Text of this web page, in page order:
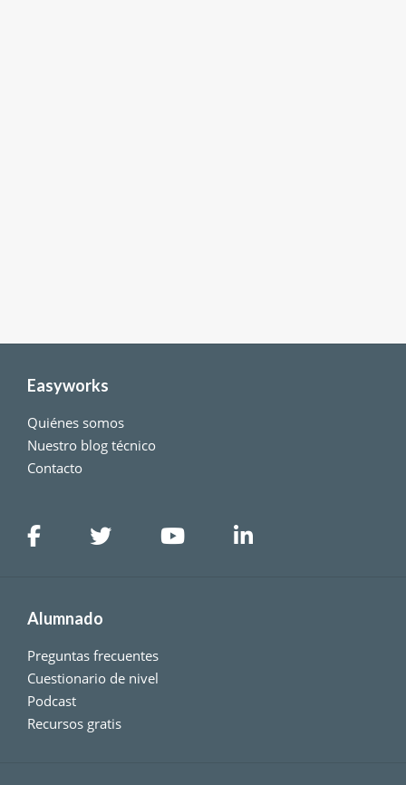
Easyworks
Quiénes somos
Nuestro blog técnico
Contacto
Alumnado
Preguntas frecuentes
Cuestionario de nivel
Podcast
Recursos gratis